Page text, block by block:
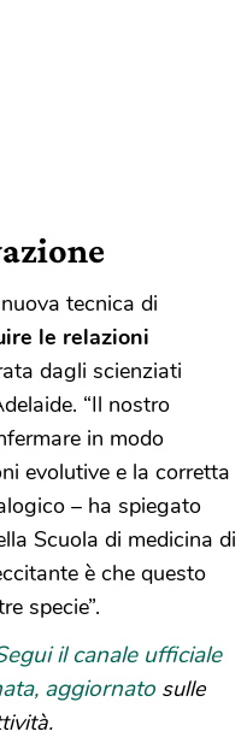
tecnica di
le relazioni
dagli scienziati
“Il nostro
in modo
evolutive e la corretta
– ha spiegato
Scuola di medicina di
è che questo
specie”.
il canale ufficiale
aggiornato sulle